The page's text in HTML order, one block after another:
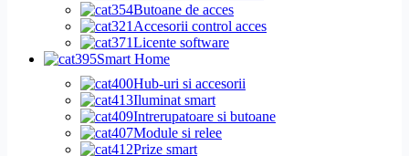
Butoane de acces
Accesorii control acces
Licente software
Smart Home
Hub-uri si accesorii
Iluminat smart
Intrerupatoare si butoane
Module si relee
Prize smart